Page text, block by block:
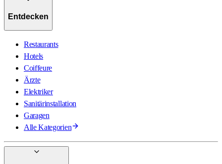
Entdecken
Restaurants
Hotels
Coiffeure
Ärzte
Elektriker
Sanitärinstallation
Garagen
Alle Kategorien